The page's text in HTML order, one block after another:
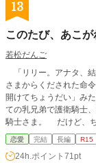
13
このたび、あこが
若松だんご
「リリー。アナタ、結婚なさい」 それは、ある日
さまからくだされた命
開けてちょうだい」み
ての乳兄弟で護衛騎士
騎士さま。 だけど、
イキナリすぎるっ!! 「アナタたちならお似合いだと思うんだけど？」 そう思
うのは、王妃さまだけですよ、絶対。 「試しに
は命令です」 なーんて、王妃さまの命令で、エディルさまの妻(仮)になったわ
恋愛 完結 長編 R15
24h.ポイント 71pt